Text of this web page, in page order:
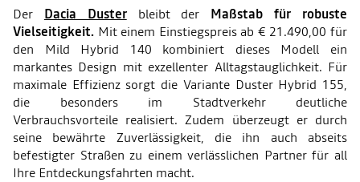
Der Dacia Dusterbleibt der Maßstab für robuste
Vielseitigkeit. Mit einem Einstiegspreis ab € 21.490,00 für
den Mild Hybrid 140 kombiniert dieses Modell ein
markantes Design mit exzellenter Alltagstauglichkeit. Für
maximale Effizienz sorgt die Variante Duster Hybrid 155,
die besonders im Stadtverkehr deutliche
Verbrauchsvorteile realisiert. Zudem überzeugt er durch
seine bewährte Zuverlässigkeit, die ihn auch abseits
befestigter Straßen zu einem verlässlichen Partner für all
Ihre Entdeckungsfahrten macht.